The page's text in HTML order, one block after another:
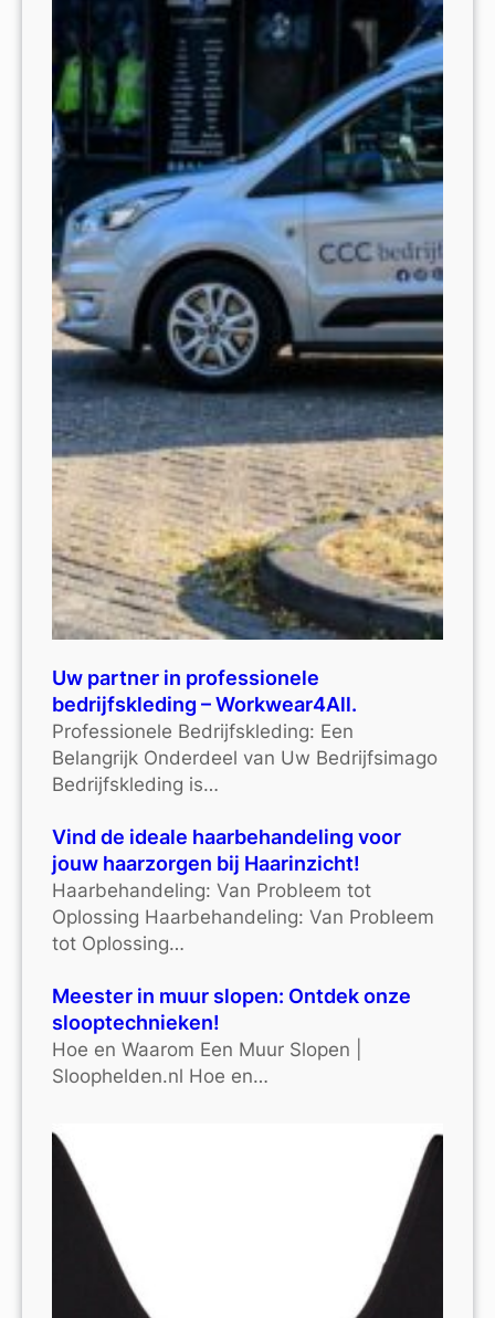
Uw partner in professionele
bedrijfskleding – Workwear4All.
Professionele Bedrijfskleding: Een
Belangrijk Onderdeel van Uw Bedrijfsimago
Bedrijfskleding is…
Vind de ideale haarbehandeling voor
jouw haarzorgen bij Haarinzicht!
Haarbehandeling: Van Probleem tot
Oplossing Haarbehandeling: Van Probleem
tot Oplossing…
Meester in muur slopen: Ontdek onze
slooptechnieken!
Hoe en Waarom Een Muur Slopen |
Sloophelden.nl Hoe en…